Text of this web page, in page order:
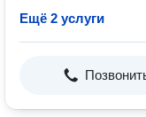
Ещё 2 услуги